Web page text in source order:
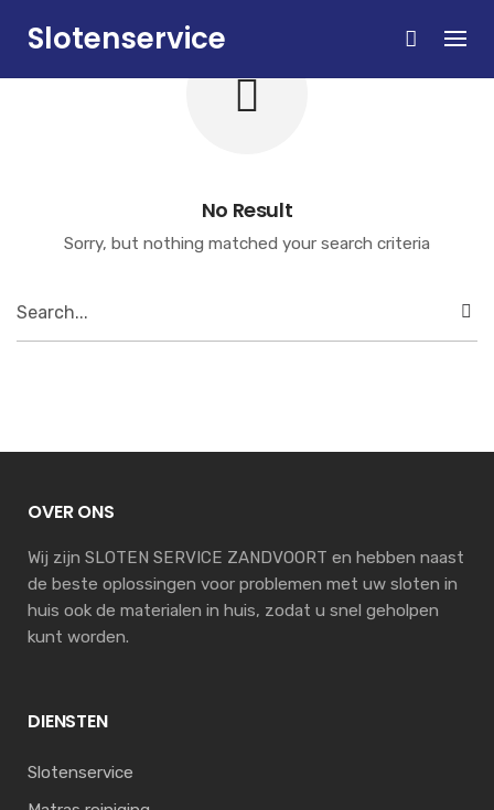
Slotenservice
No Result
Sorry, but nothing matched your search criteria
OVER ONS
Wij zijn SLOTEN SERVICE ZANDVOORT en hebben naast
de beste oplossingen voor problemen met uw sloten in
huis ook de materialen in huis, zodat u snel geholpen
kunt worden.
DIENSTEN
Slotenservice